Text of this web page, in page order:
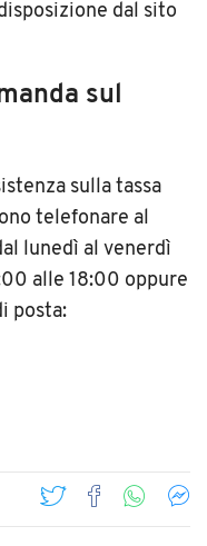
dal sito
sul
sulla tassa
telefonare al
lunedì al venerdì
alle 18:00 oppure
posta: